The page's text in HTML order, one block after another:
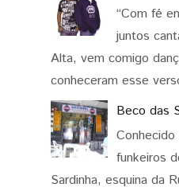
“Com fé
juntos
Alta, vem comigo
conheceram esse
Beco das
funkeiros
Sardinha, esquina da